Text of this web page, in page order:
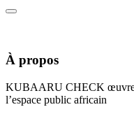
À propos
KUBAARU CHECK œuvre
l’espace public africain